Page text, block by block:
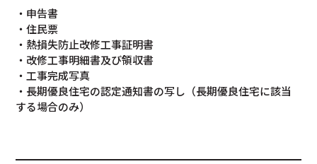
・申告書
・住民票
・熱損失防止改修工事証明書
・改修工事明細書及び領収書
・工事完成写真
・長期優良住宅の認定通知書の写し（長期優良住宅に該当
する場合のみ）